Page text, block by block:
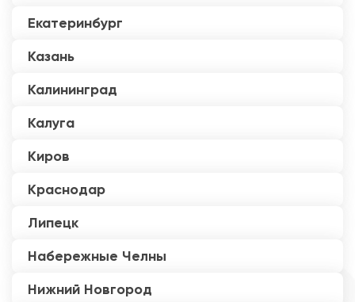
Екатеринбург
Казань
Калининград
Калуга
Киров
Краснодар
Липецк
Набережные Челны
Нижний Новгород